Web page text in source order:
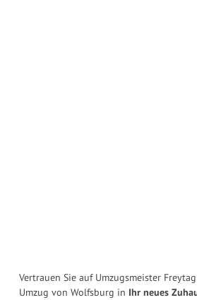
Vertrauen Sie auf Umzugsmeister
Umzug von Wolfsburg in Ihr neues